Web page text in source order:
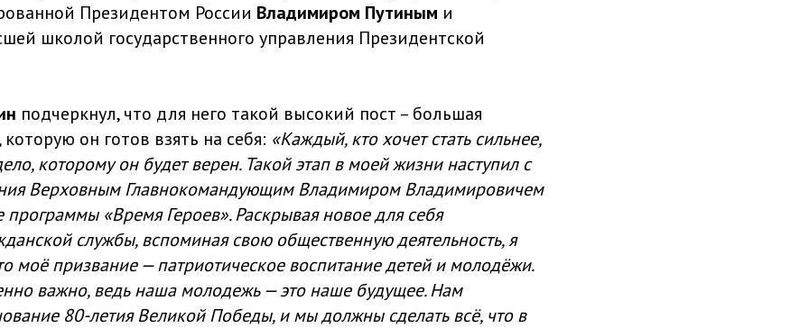
Президентом России Владимиром Путиным и
школой государственного управления Президентской
подчеркнул, что для него такой высокий пост – большая
он готов взять на себя: «Каждый, кто хочет стать сильнее,
которому он будет верен. Такой этап в моей жизни наступил с
Верховным Главнокомандующим Владимиром Владимировичем
«Время Героев». Раскрывая новое для себя
службы, вспоминая свою общественную деятельность, я
моё призвание — патриотическое воспитание детей и молодёжи.
важно, ведь наша молодежь — это наше будущее. Нам
80-летия Великой Победы, и мы должны сделать всё, что в